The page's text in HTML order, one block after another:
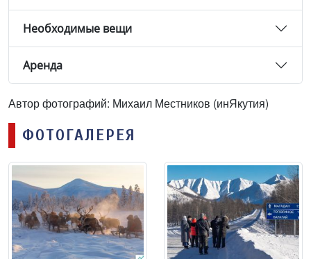
Необходимые вещи
Аренда
Автор фотографий: Михаил Местников (инЯкутия)
ФОТОГАЛЕРЕЯ